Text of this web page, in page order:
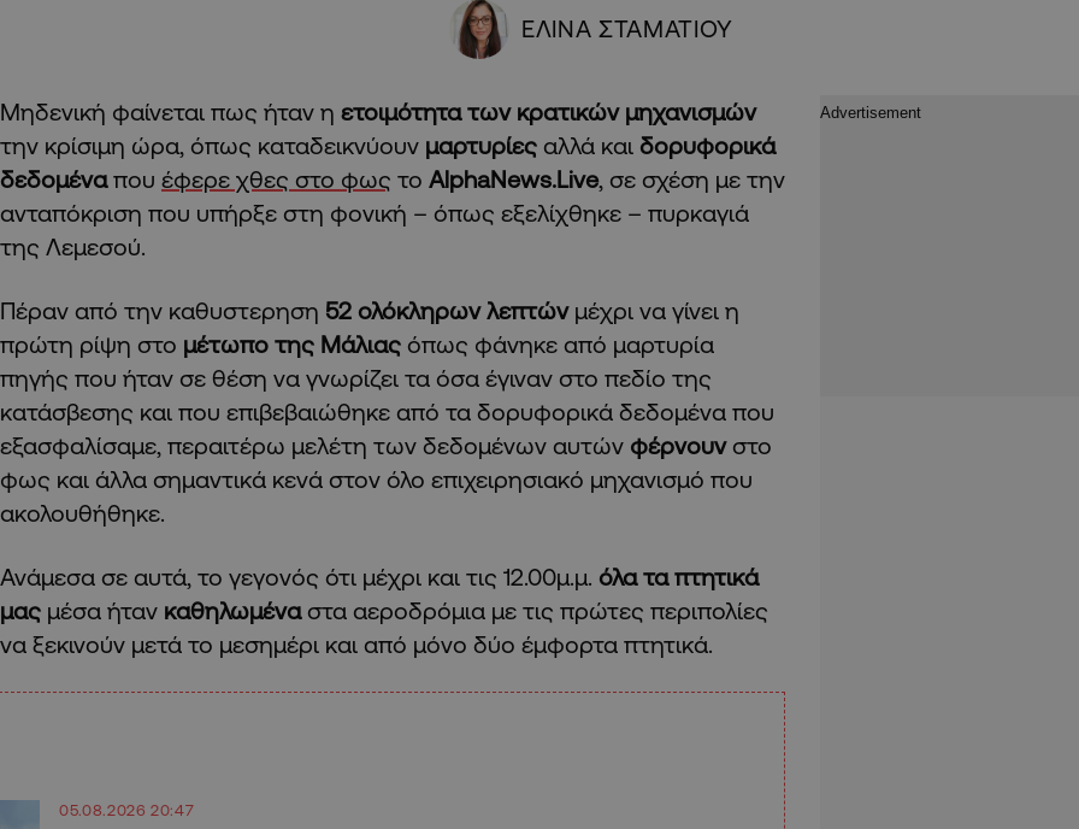
ΕΛΙΝΑ ΣΤΑΜΑΤΙΟΥ
Μηδενική φαίνεται πως ήταν η ετοιμότητα των κρατικών μηχανισμών
την κρίσιμη ώρα, όπως καταδεικνύουν μαρτυρίες αλλά και δορυφορικά
δεδομέναπου έφερε χθες στο φως το AlphaNews.Live, σε σχέση με την
ανταπόκριση που υπήρξε στη φονική – όπως εξελίχθηκε – πυρκαγιά
της Λεμεσού.
Πέραν από την καθυστερηση 52 ολόκληρων λεπτώνμέχρι να γίνει η
πρώτη ρίψη στο μέτωπο της Μάλιας όπως φάνηκε από μαρτυρία
πηγής που ήταν σε θέση να γνωρίζει τα όσα έγιναν στο πεδίο της
κατάσβεσης και που επιβεβαιώθηκε από τα δορυφορικά δεδομένα που
εξασφαλίσαμε, περαιτέρω μελέτη των δεδομένων αυτών φέρνουν στο
φως και άλλα σημαντικά κενά στον όλο επιχειρησιακό μηχανισμό που
ακολουθήθηκε.
Ανάμεσα σε αυτά, το γεγονός ότι μέχρι και τις 12.00μ.μ. όλα τα πτητικά
μας μέσα ήταν καθηλωμένα στα αεροδρόμια με τις πρώτες περιπολίες
να ξεκινούν μετά το μεσημέρι και από μόνο δύο έμφορτα πτητικά.
05.08.2026 20:47